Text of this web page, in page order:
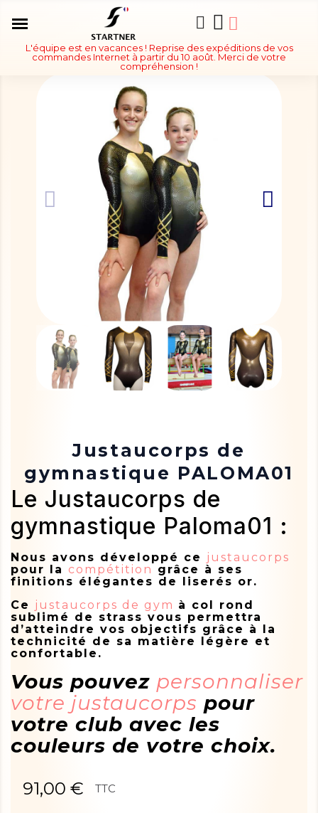
L'équipe est en vacances ! Reprise des expéditions de vos
commandes Internet à partir du 10 août. Merci de votre
compréhension !
Justaucorps de
gymnastique PALOMA01
Le Justaucorps de
gymnastique Paloma01 :
Nous avons développé ce
justaucorps
pour la compétition grâce à ses
finitions élégantes de liserés or.
Ce
justaucorps de gym à col rond
sublimé de strass vous permettra
d’atteindre vos objectifs grâce à la
technicité de sa matière légère et
confortable.
Vous pouvez personnaliser
votre justaucorps pour
votre club avec les
couleurs de votre choix.
91,00 € TTC